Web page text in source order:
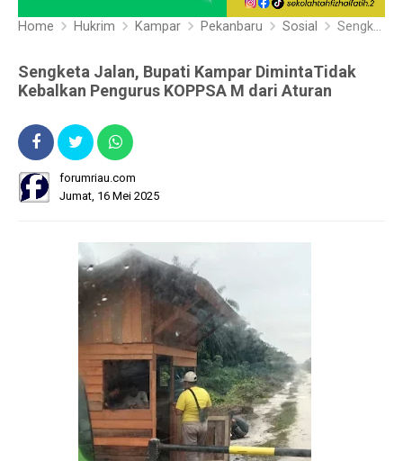
Home Hukrim Kampar Pekanbaru Sosial Sengketa Jalan, Bupati Kampar DimintaTidak Kebalkan Pengurus KOPPSA M dari Aturan
Sengketa Jalan, Bupati Kampar DimintaTidak
Kebalkan Pengurus KOPPSA M dari Aturan
forumriau.com
Jumat, 16 Mei 2025